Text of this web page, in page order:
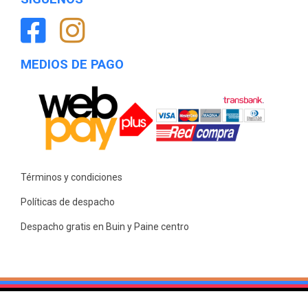
MEDIOS DE PAGO
Términos y condiciones
Políticas de despacho
Despacho gratis en Buin y Paine centro